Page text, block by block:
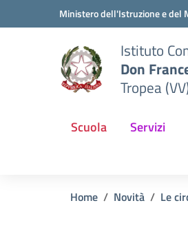
Vai ai contenuti
Vai al menu di navigazioneMinistero dell'Istruzione e del
Istituto
Don
Tropea
Scuola Servizi
Home Novità Le